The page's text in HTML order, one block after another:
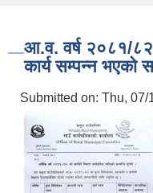
आ.व. वर्ष २०८१/८२
कार्य सम्पन्न भएको
Submitted on: Thu, 07/